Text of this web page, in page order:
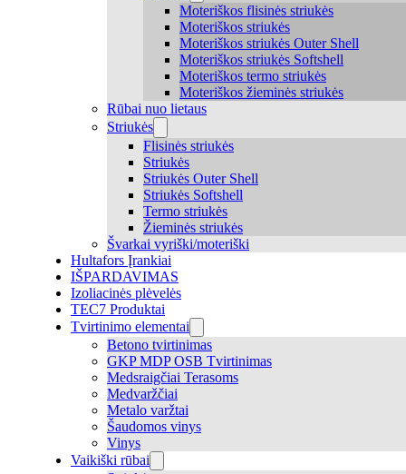
Moteriškos flisinės striukės
Moteriškos striukės
Moteriškos striukės Outer Shell
Moteriškos striukės Softshell
Moteriškos termo striukės
Moteriškos žieminės striukės
Rūbai nuo lietaus
Striukės
Flisinės striukės
Striukės
Striukės Outer Shell
Striukės Softshell
Termo striukės
Žieminės striukės
Švarkai vyriški/moteriški
Hultafors Įrankiai
IŠPARDAVIMAS
Izoliacinės plėvelės
TEC7 Produktai
Tvirtinimo elementai
Betono tvirtinimas
GKP MDP OSB Tvirtinimas
Medsraigčiai Terasoms
Medvaržčiai
Metalo varžtai
Šaudomos vinys
Vinys
Vaikiški rūbai